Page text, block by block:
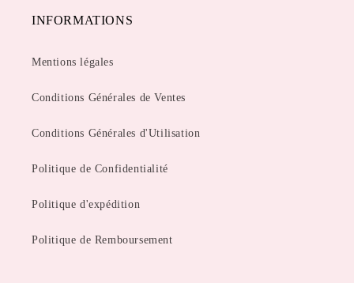
INFORMATIONS
Mentions légales
Conditions Générales de Ventes
Conditions Générales d'Utilisation
Politique de Confidentialité
Politique d'expédition
Politique de Remboursement